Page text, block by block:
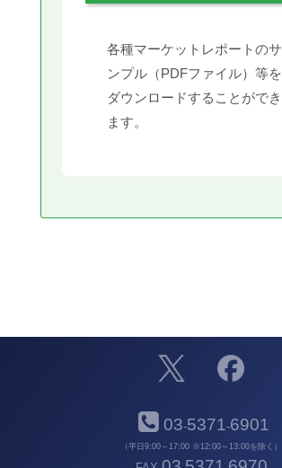
各種マーケットレポートのサ
ンプル（PDFファイル）等を
ダウンロードすることができ
ます。
03-5371-6901
（平日9:00～17:00 ※12:00～13:00を除く）